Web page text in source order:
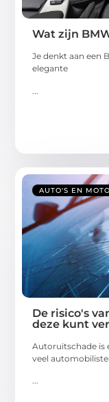
Wat zijn
Je denkt aan een
elegante
AUTO'S EN
De risico's
deze kunt
Autoruitschade is
veel
...